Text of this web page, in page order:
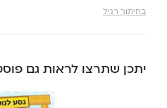
בחיתוך רגיל
יתכן שתרצו לראות גם